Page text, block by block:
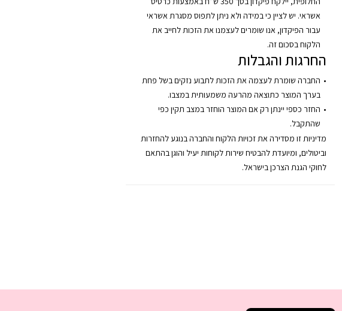
אשראי. יש לציין כי במידה ולא ניתן לתפוס מסגרת אשראי
עבור הפיקדון, אנו שומרים לעצמנו את הזכות לחייב את
הלקוח בסכום זה.
החרגות והגבלות
החברה שומרת לעצמה את הזכות לתבוע נזקים בשל פחת
בערך המוצר כתוצאה מהרעה משמעותית במצבו.
החזר כספי יינתן רק אם המוצר הוחזר במצב תקין כפי
שהתקבל.
מדיניות זו מסדירה את זכויות הלקוח והחברה בנוגע להחזרות
וביטולים, ומיועדת להבטיח שירות לקוחות יעיל והוגן בהתאם
לחוקי הגנת הצרכן בישראל.